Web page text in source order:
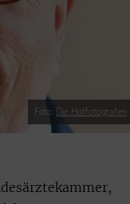
Foto: Die Hoffotografen